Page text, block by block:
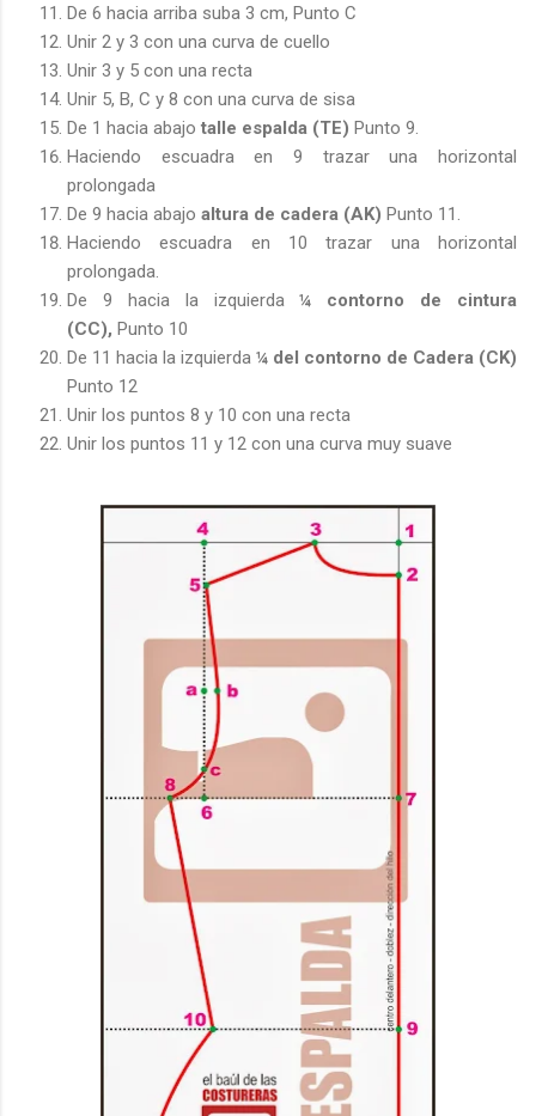
De 6 hacia arriba suba 3 cm, Punto C
Unir 2 y 3 con una curva de cuello
Unir 3 y 5 con una recta
Unir 5, B, C y 8 con una curva de sisa
De 1 hacia abajo talle espalda (TE) Punto 9.
Haciendo escuadra en 9 trazar una horizontal
prolongada
De 9 hacia abajo altura de cadera (AK) Punto 11.
Haciendo escuadra en 10 trazar una horizontal
prolongada.
De 9 hacia la izquierda¼ contorno de cintura
(CC), Punto 10
De 11 hacia la izquierda ¼ del contorno de Cadera (CK)
Punto 12
Unir los puntos 8 y 10 con una recta
Unir los puntos 11 y 12 con una curva muy suave